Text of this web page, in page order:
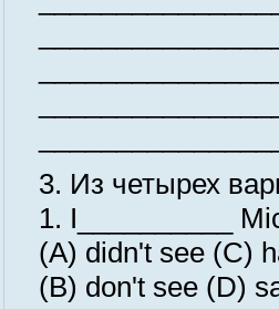
3. Из четырех
1. I__________
(A) didn't see (C)
(B) don't see (D)